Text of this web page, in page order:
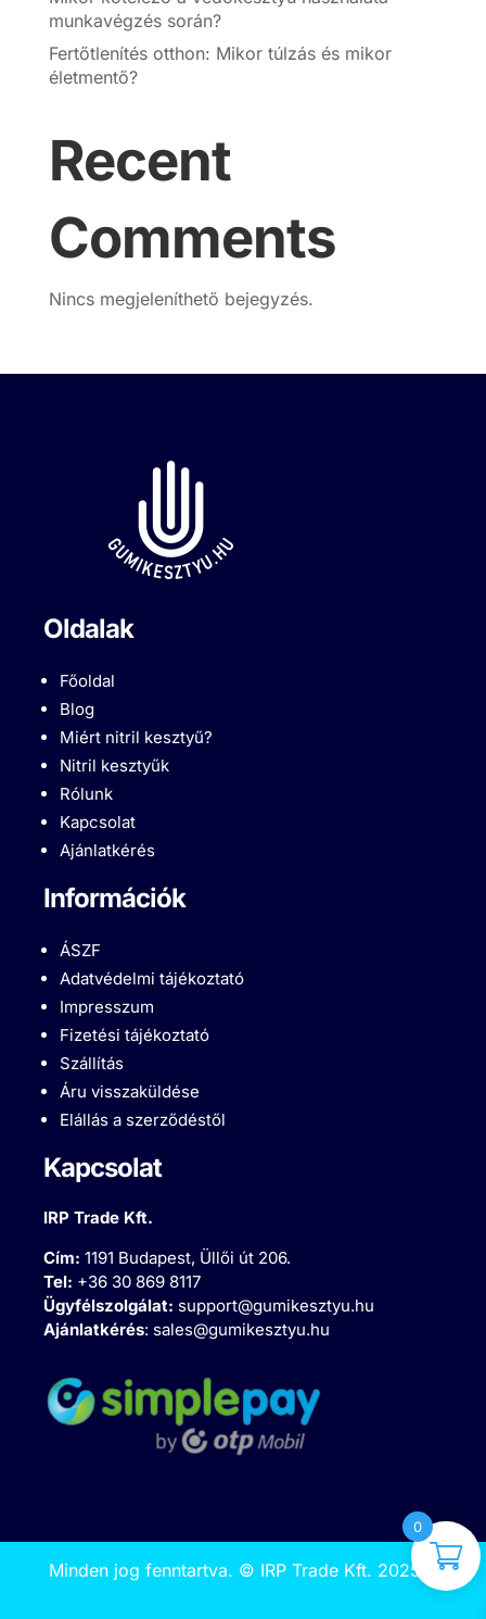
munkavégzés során?
Fertőtlenítés otthon: Mikor túlzás és mikor
életmentő?
Recent
Comments
Nincs megjeleníthető bejegyzés.
Oldalak
Főoldal
Blog
Miért nitril kesztyű?
Nitril kesztyűk
Rólunk
Kapcsolat
Ajánlatkérés
Információk
ÁSZF
Adatvédelmi tájékoztató
Impresszum
Fizetési tájékoztató
Szállítás
Áru visszaküldése
Elállás a szerződéstől
Kapcsolat
IRP Trade Kft.
Cím:1191 Budapest, Üllői út 206.
Tel: +36 30 869 8117
Ügyfélszolgálat: support@gumikesztyu.hu
Ajánlatkérés: sales@gumikesztyu.hu
Minden jog fenntartva. © IRP Trade Kft. 2025
0